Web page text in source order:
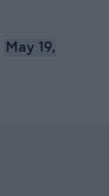
May 19,